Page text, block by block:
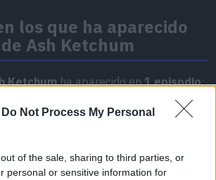
Do Not Process My Personal
of the sale, sharing to third parties, or
personal or sensitive information for
los que ha aparecido
Ash Ketchum
Ketchumha aparecido en1 episodio:
de Pokémon Bicho